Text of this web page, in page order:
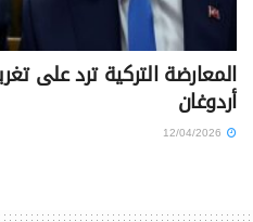
المعارضة التركية ترد على
أردوغان